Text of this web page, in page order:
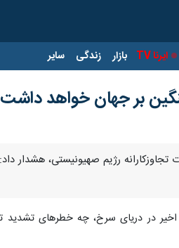
ایرنا TV بازار زندگی سایر
بر جهان خواهد داشت